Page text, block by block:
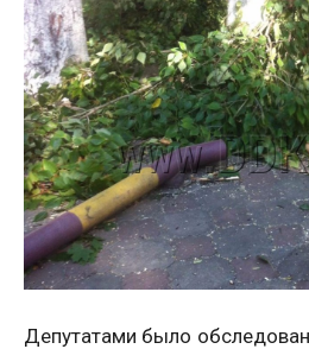
Депутатами было